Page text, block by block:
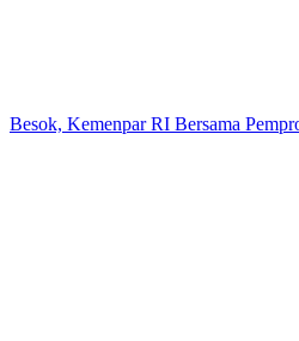
Besok, Kemenpar RI Bersama